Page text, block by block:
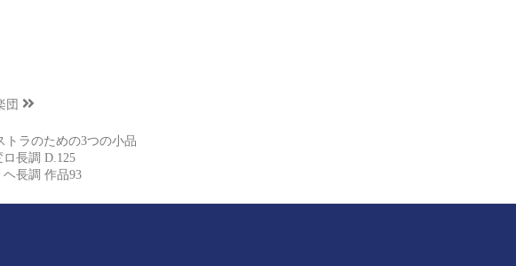
団
トラのための3つの小品
長調 D.125
ヘ長調 作品93